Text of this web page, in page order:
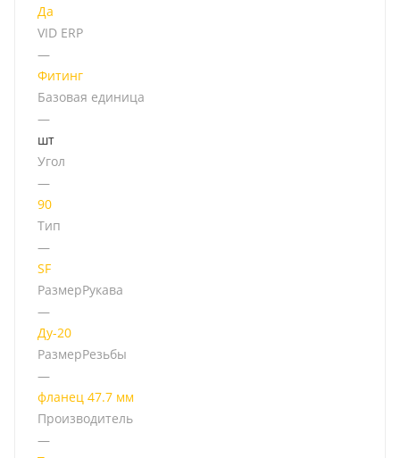
Да
VID ERP
—
Фитинг
Базовая единица
—
шт
Угол
—
90
Тип
—
SF
РазмерРукава
—
Ду-20
РазмерРезьбы
—
фланец 47.7 мм
Производитель
—